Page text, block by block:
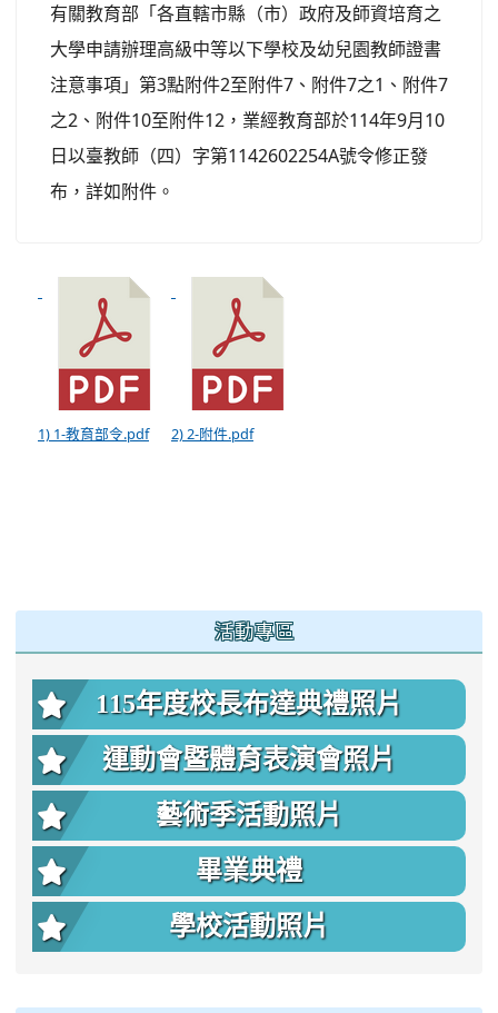
有關教育部「各直轄市縣（市）政府及師資培育之
大學申請辦理高級中等以下學校及幼兒園教師證書
注意事項」第3點附件2至附件7、附件7之1、附件7
之2、附件10至附件12，業經教育部於114年9月10
日以臺教師（四）字第1142602254A號令修正發
布，詳如附件。
1) 1-教育部令.pdf 2) 2-附件.pdf
活動專區
115年度校長布達典禮照片
運動會暨體育表演會照片
藝術季活動照片
畢業典禮
學校活動照片